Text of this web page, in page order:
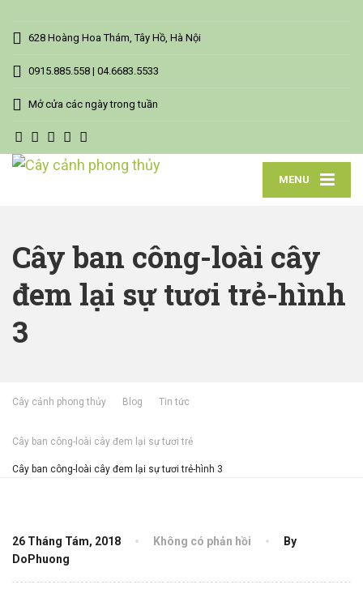
628 Hoàng Hoa Thám, Tây Hồ, Hà Nội
0915.885.558 | 04.6683.5533
Mở cửa các ngày trong tuần
MENU
Cây ban công-loài cây
đem lại sự tươi trẻ-hình
3
Cây cảnh phong thủy Blog Tin tức
Cây ban công-loài cây đem lại sự tươi trẻ
Cây ban công-loài cây đem lại sự tươi trẻ-hình 3
26 Tháng Tám, 2018 Không có phản hồi
By
DoPhuong